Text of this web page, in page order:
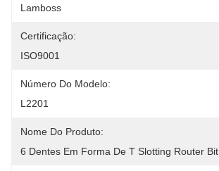
Lamboss
Certificação:
ISO9001
Número Do Modelo:
L2201
Nome Do Produto:
6 Dentes Em Forma De T Slotting Router Bit